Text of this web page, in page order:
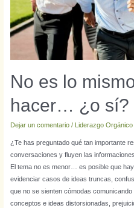
No es lo
hacer… ¿o sí?
Dejar un comentario / Liderazgo Orgánico
¿Te has preguntado qué tan importante
conversaciones y fluyen las
El tema no es menor… es posible que
evidenciar casos de ideas truncas,
que no se sienten cómodas
conceptos e ideas distorsionadas,